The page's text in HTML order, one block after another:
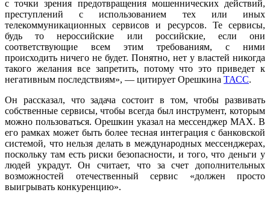
с точки зрения предотвращения мошеннических действий,
преступлений с использованием тех или иных
телекоммуникационных сервисов и ресурсов. Те сервисы,
будь то нероссийские или российские, если они
соответствующие всем этим требованиям, с ними
происходить ничего не будет. Понятно, нет у властей никогда
такого желания все запретить, потому что это приведет к
негативным последствиям», — цитирует Орешкина ТАСС.
Он рассказал, что задача состоит в том, чтобы развивать
собственные сервисы, чтобы всегда был инструмент, которым
можно пользоваться. Орешкин указал на мессенджер MАХ. В
его рамках может быть более тесная интеграция с банковской
системой, что нельзя делать в международных мессенджерах,
поскольку там есть риски безопасности, и того, что деньги у
людей украдут. Он считает, что за счет дополнительных
возможностей отечественный сервис «должен просто
выигрывать конкуренцию».